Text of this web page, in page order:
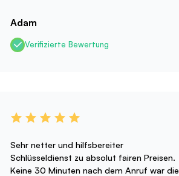
Adam
Verifizierte Bewertung
Sehr netter und hilfsbereiter
Schlüsseldienst zu absolut fairen Preisen.
Keine 30 Minuten nach dem Anruf war die